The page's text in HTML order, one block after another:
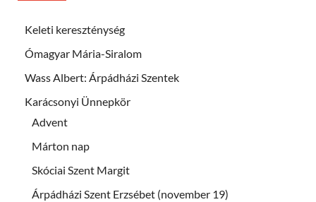
Keleti kereszténység
Ómagyar Mária-Siralom
Wass Albert: Árpádházi Szentek
Karácsonyi Ünnepkör
Advent
Márton nap
Skóciai Szent Margit
Árpádházi Szent Erzsébet (november 19)